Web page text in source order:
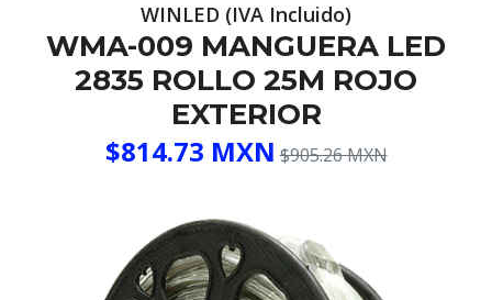
WINLED (IVA Incluido)
WMA-009 MANGUERA LED
2835 ROLLO 25M ROJO
EXTERIOR
$814.73 MXN $905.26 MXN